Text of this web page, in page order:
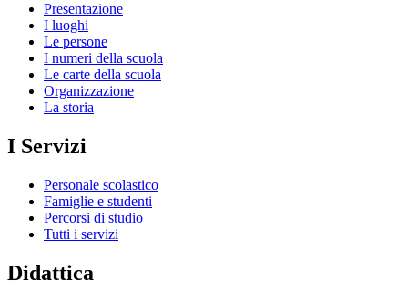
Presentazione
I luoghi
Le persone
I numeri della scuola
Le carte della scuola
Organizzazione
La storia
I Servizi
Personale scolastico
Famiglie e studenti
Percorsi di studio
Tutti i servizi
Didattica